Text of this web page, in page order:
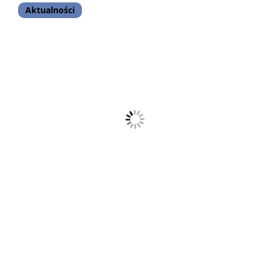
Aktualności